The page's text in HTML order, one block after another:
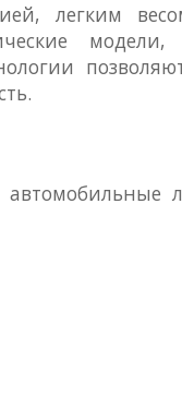
легким
модели,
автомобильные